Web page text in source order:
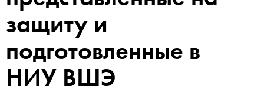
защиту и
подготовленные в
НИУ ВШЭ